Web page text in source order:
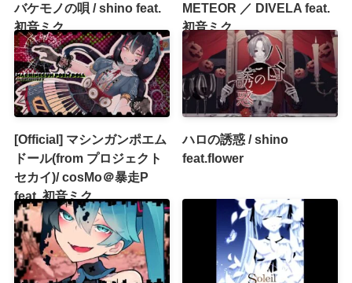
バケモノの唄 / shino feat.
初音ミク
METEOR ／ DIVELA feat.
初音ミク
[Official] マシンガンポエム
ドール(from プロジェクト
セカイ)/ cosMo＠暴走P
feat. 初音ミク
ハロの誘惑 / shino
feat.flower